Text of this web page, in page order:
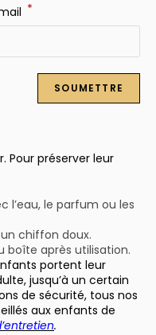
*
Pour préserver leur
l’eau, le parfum ou les
chiffon doux.
boîte après utilisation.
portent leur
jusqu’à un certain
de sécurité, tous nos
aux enfants de
.